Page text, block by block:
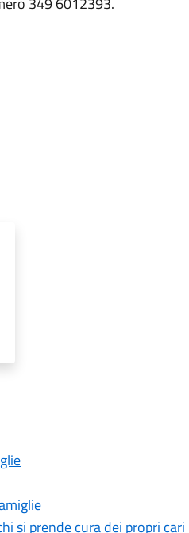
si prende cura dei propri cari